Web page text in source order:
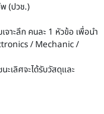
(ปวช.)
จาะลึก คนละ 1 หัวข้อ เพื่อนำ
/ Mechanic /
ะเลิศจะได้รับวัสดุและ